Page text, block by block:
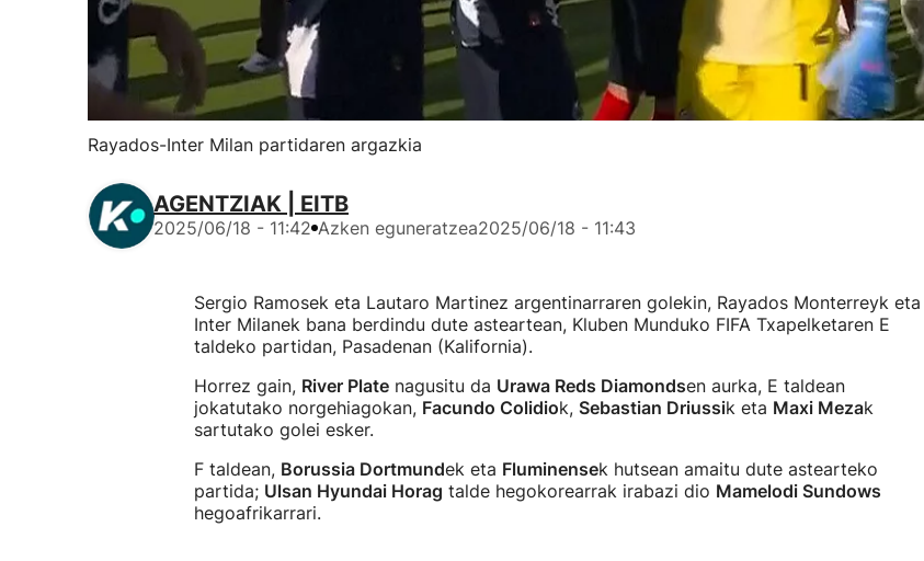
Rayados-Inter Milan partidaren argazkia
AGENTZIAK | EITB
2025/06/18 - 11:42 Azken eguneratzea2025/06/18 - 11:43
Sergio Ramosek eta Lautaro Martinez argentinarraren golekin, Rayados Monterreyk eta
Inter Milanek bana berdindu dute asteartean, Kluben Munduko FIFA Txapelketaren E
taldeko partidan, Pasadenan (Kalifornia).
Horrez gain, River Plate nagusitu da Urawa Reds Diamondsen aurka, E taldean
jokatutako norgehiagokan, Facundo Colidiok, Sebastian Driussik eta Maxi Mezak
sartutako golei esker.
F taldean, Borussia Dortmundek eta Fluminensek hutsean amaitu dute astearteko
partida; Ulsan Hyundai Horag talde hegokorearrak irabazi dio Mamelodi Sundows
hegoafrikarrari.